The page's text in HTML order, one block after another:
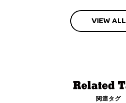
VIEW ALL
関連タグ